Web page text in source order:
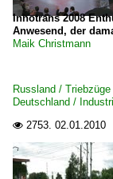
Innotrans 2008
Anwesend, der
Maik Christmann
Russland /
Deutschland /
 2753. 02.01.2010